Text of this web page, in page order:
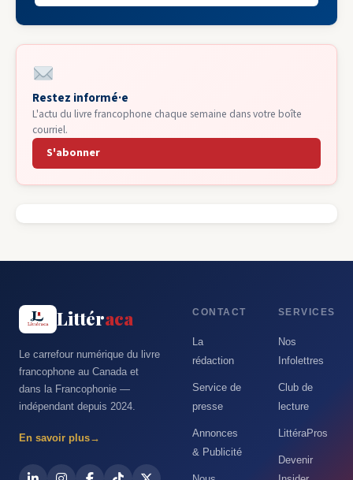
Restez informé·e
L'actu du livre francophone chaque semaine dans votre boîte
courriel.
S'abonner
Littéraca
Le carrefour numérique du livre
francophone au Canada et
dans la Francophonie —
indépendant depuis 2024.
En savoir plus→
CONTACT
La
rédaction
Service de
presse
Annonces
& Publicité
SERVICES
Nos
Infolettres
Club de
lecture
LittéraPros
Devenir